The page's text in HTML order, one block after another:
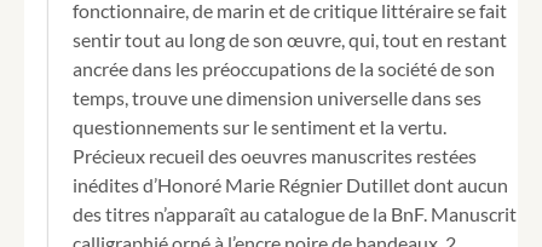
fonctionnaire, de marin et de critique littéraire se fait
sentir tout au long de son œuvre, qui, tout en restant
ancrée dans les préoccupations de la société de son
temps, trouve une dimension universelle dans ses
questionnements sur le sentiment et la vertu.
Précieux recueil des oeuvres manuscrites restées
inédites d’Honoré Marie Régnier Dutillet dont aucun
des titres n’apparaît au catalogue de la BnF. Manuscrit
calligraphié orné à l’encre noire de bandeaux, 2